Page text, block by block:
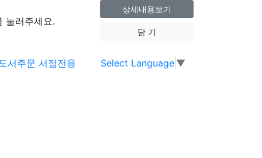
눌러주세요.
상세내용보기
닫 기
Select Language ▼